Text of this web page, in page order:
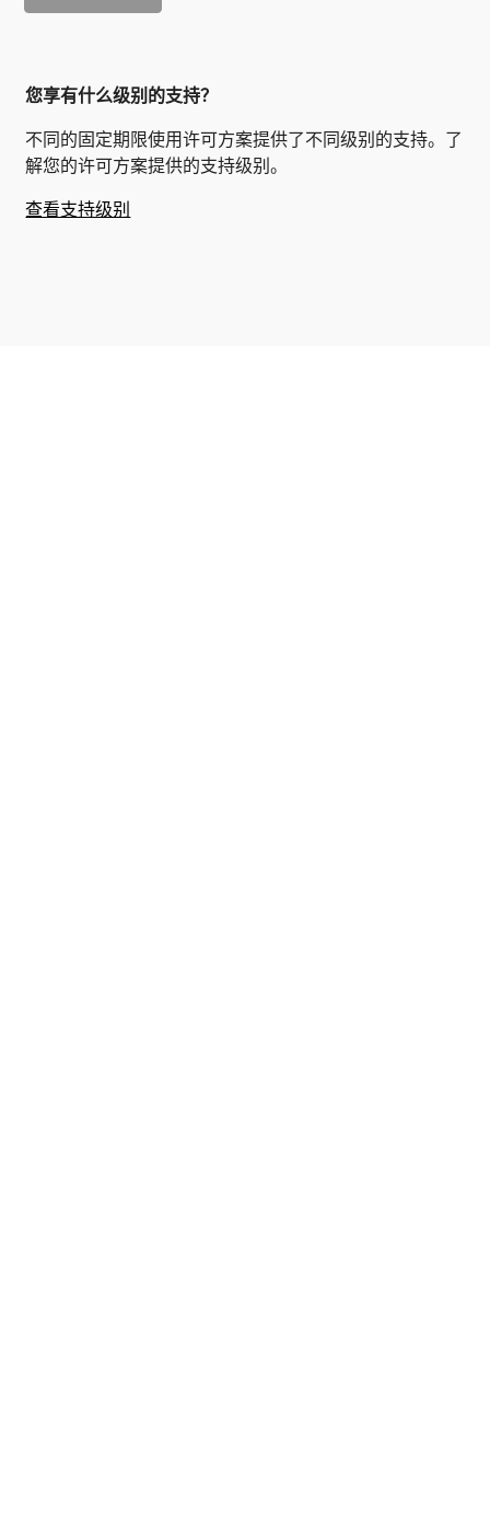
您享有什么级别的支持？
不同的固定期限使用许可方案提供了不同级别的支持。了
解您的许可方案提供的支持级别。
查看支持级别